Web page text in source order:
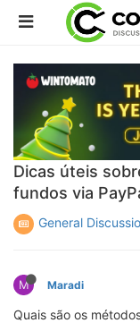
Dicas úteis
fundos via
General
M Maradi
Quais são os